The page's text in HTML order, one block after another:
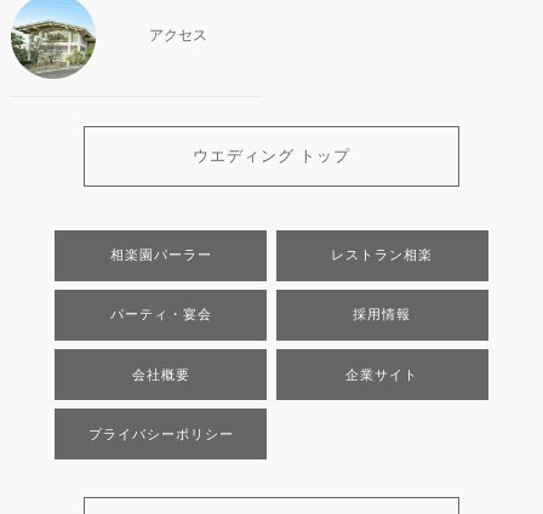
アクセス
ウエディング トップ
相楽園パーラー レストラン相楽
パーティ・宴会 採用情報
会社概要 企業サイト
プライバシーポリシー